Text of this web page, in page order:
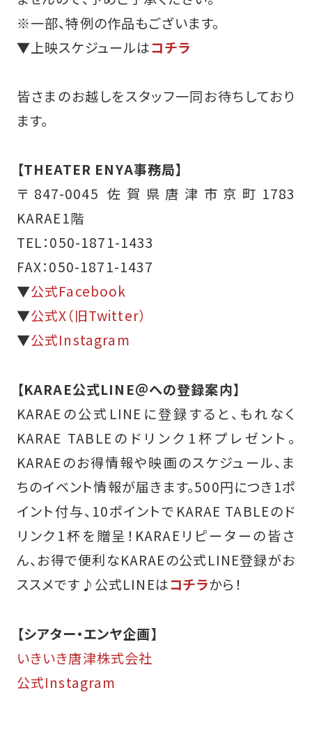
※一部、特例の作品もございます。
▼上映スケジュールはコチラ
皆さまのお越しをスタッフ一同お待ちしており
ます。
【THEATER ENYA事務局】
〒847-0045 佐賀県唐津市京町1783
KARAE1階
TEL：050-1871-1433
FAX：050-1871-1437
▼公式Facebook
▼公式X（旧Twitter）
▼公式Instagram
【KARAE公式LINE＠への登録案内】
KARAEの公式LINEに登録すると、もれなく
KARAE TABLEのドリンク1杯プレゼント。
KARAEのお得情報や映画のスケジュール、ま
ちのイベント情報が届きます。500円につき1ポ
イント付与、10ポイントでKARAE TABLEのド
リンク1杯を贈呈！KARAEリピーターの皆さ
ん、お得で便利なKARAEの公式LINE登録がお
ススメです♪ 公式LINEはコチラから！
【シアター・エンヤ企画】
いきいき唐津株式会社
公式Instagram